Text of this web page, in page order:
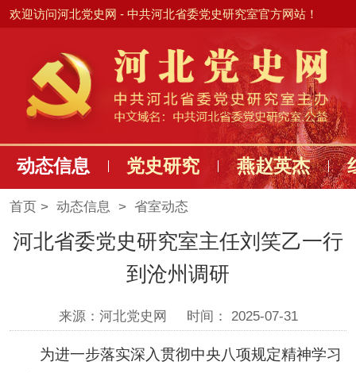
欢迎访问河北党史网 - 中共河北省委党史研究室官方网站！
动态信息 党史研究 燕赵英杰
首页 > 动态信息 > 省室动态
河北省委党史研究室主任刘笑乙一行
到沧州调研
来源：河北党史网 时间： 2025-07-31
为进一步落实深入贯彻中央八项规定精神学习